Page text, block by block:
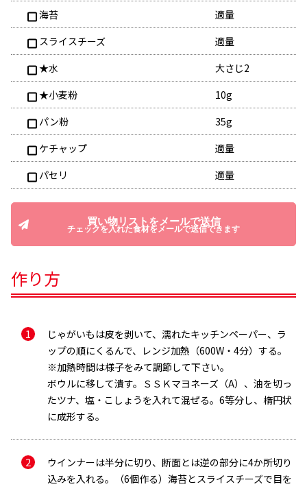
海苔
適量
スライスチーズ
適量
★水
大さじ2
★小麦粉
10g
パン粉
35g
ケチャップ
適量
パセリ
適量
買い物リストをメールで送信
チェックを入れた食材をメールで送信できます
作り方
じゃがいもは皮を剥いて、濡れたキッチンペーパー、ラ
ップの順にくるんで、レンジ加熱（600W・4分）する。
※加熱時間は様子をみて調節して下さい。
ボウルに移して潰す。ＳＳＫマヨネーズ（A）、油を切っ
たツナ、塩・こしょうを入れて混ぜる。6等分し、楕円状
に成形する。
ウインナーは半分に切り、断面とは逆の部分に4か所切り
込みを入れる。（6個作る）海苔とスライスチーズで目を